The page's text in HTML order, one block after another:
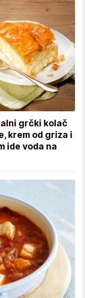
grčki kolač
krem od griza i
ide voda na